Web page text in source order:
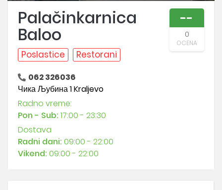
Palačinkarnica
Baloo
Poslastice Restorani
062 326036
Чика Љубина 1 Kraljevo
Radno vreme:
Pon - Sub: 17:00 - 23:30
Dostava
Radni dani: 09:00 - 22:00
Vikend: 09:00 - 22:00
--
0
OCENA